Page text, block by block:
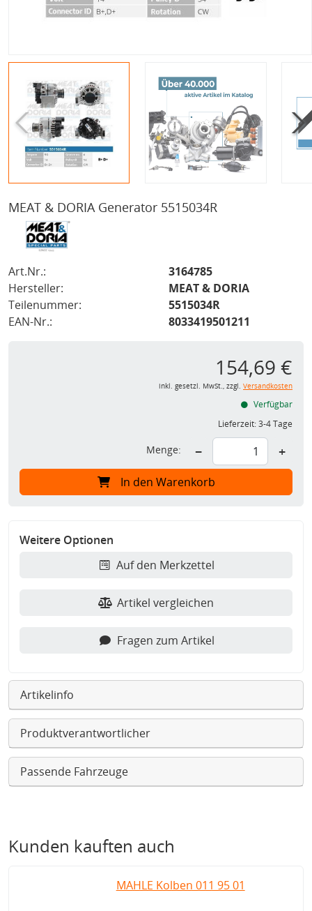
MEAT & DORIA Generator 5515034R
Art.Nr.:
3164785
Hersteller:
MEAT & DORIA
Teilenummer:
5515034R
EAN-Nr.:
8033419501211
154,69 €
inkl. gesetzl. MwSt., zzgl. Versandkosten
Verfügbar
Lieferzeit:3-4 Tage
Menge: − +
In den Warenkorb
Weitere Optionen
Auf den Merkzettel
Artikel vergleichen
Fragen zum Artikel
Artikelinfo
Produktverantwortlicher
Passende Fahrzeuge
Kunden kauften auch
MAHLE Kolben 011 95 01